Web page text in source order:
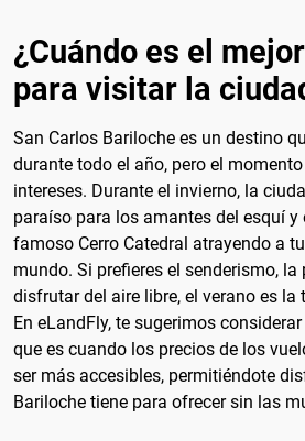
¿Cuándo es el
para visitar la
San Carlos Bariloche es un destino
durante todo el año, pero el
intereses. Durante el invierno, la
paraíso para los amantes del esquí y
famoso Cerro Catedral atrayendo a
mundo. Si prefieres el senderismo,
disfrutar del aire libre, el verano es la
En eLandFly, te sugerimos
que es cuando los precios de los
ser más accesibles, permitiéndote
Bariloche tiene para ofrecer sin las